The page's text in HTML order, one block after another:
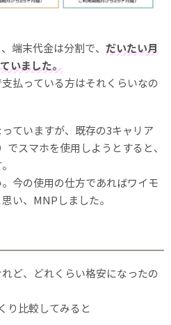
端末代金は分割で、 だいたい月
いました。
払っている方はそれくらいなの
ていますが、既存の3キャリア
スマホを使用しようとすると、
今の使用の仕方であればワイモ
い、MNPしました。
ど、どれくらい格安になったの
り比較してみると